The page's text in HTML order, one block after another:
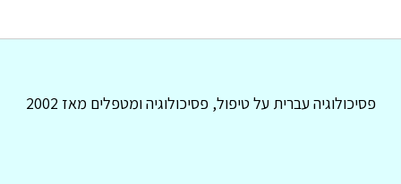
פסיכולוגיה עברית על טיפול, פסיכולוגיה ומטפלים מאז 2002